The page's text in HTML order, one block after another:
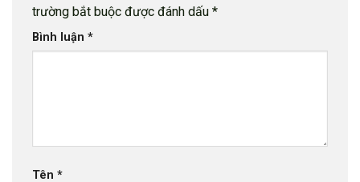
trường bắt buộc được đánh dấu *
Bình luận *
Tên *